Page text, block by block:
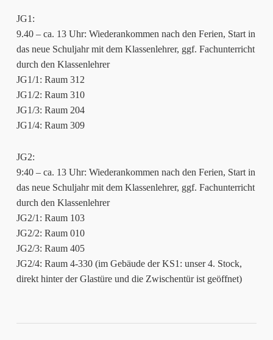
JG1:
9.40 – ca. 13 Uhr: Wiederankommen nach den Ferien, Start in
das neue Schuljahr mit dem Klassenlehrer, ggf. Fachunterricht
durch den Klassenlehrer
JG1/1: Raum 312
JG1/2: Raum 310
JG1/3: Raum 204
JG1/4: Raum 309
JG2:
9:40 – ca. 13 Uhr: Wiederankommen nach den Ferien, Start in
das neue Schuljahr mit dem Klassenlehrer, ggf. Fachunterricht
durch den Klassenlehrer
JG2/1: Raum 103
JG2/2: Raum 010
JG2/3: Raum 405
JG2/4: Raum 4-330 (im Gebäude der KS1: unser 4. Stock,
direkt hinter der Glastüre und die Zwischentür ist geöffnet)